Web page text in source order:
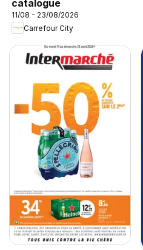
catalogue
11/08 - 23/08/2026
Carrefour City